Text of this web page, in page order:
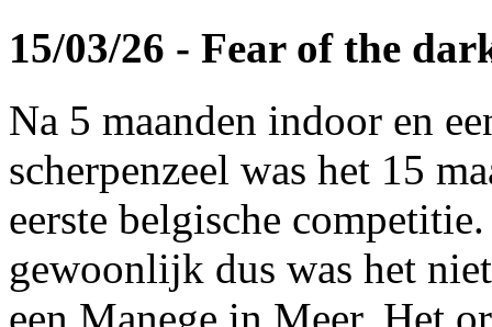
15/03/26 - Fear of the
Na 5 maanden indoor en
scherpenzeel was het 15
eerste belgische
gewoonlijk dus was het